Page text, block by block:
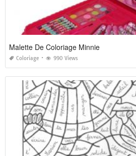
Malette De Coloriage Minnie
Coloriage 990 Views